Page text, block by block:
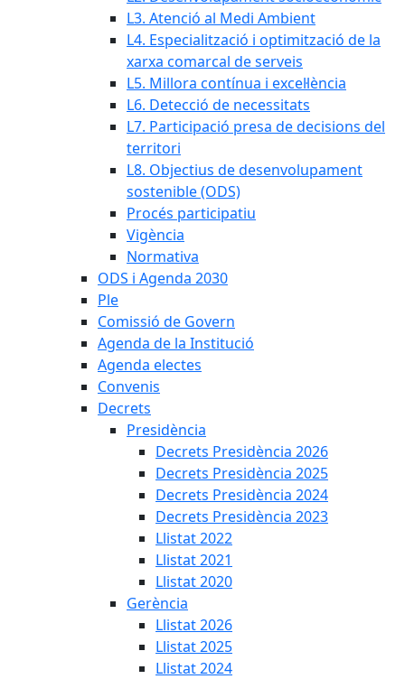
L3. Atenció al Medi Ambient
L4. Especialització i optimització de la
xarxa comarcal de serveis
L5. Millora contínua i excel·lència
L6. Detecció de necessitats
L7. Participació presa de decisions del
territori
L8. Objectius de desenvolupament
sostenible (ODS)
Procés participatiu
Vigència
Normativa
ODS i Agenda 2030
Ple
Comissió de Govern
Agenda de la Institució
Agenda electes
Convenis
Decrets
Presidència
Decrets Presidència 2026
Decrets Presidència 2025
Decrets Presidència 2024
Decrets Presidència 2023
Llistat 2022
Llistat 2021
Llistat 2020
Gerència
Llistat 2026
Llistat 2025
Llistat 2024